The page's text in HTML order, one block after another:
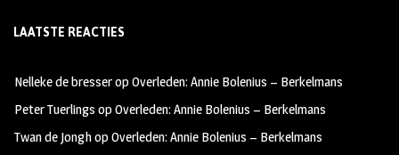
b
oo
k
ag
m
tt
LAATSTE REACTIES
Nelleke de bresseropOverleden: Annie Bolenius – Berkelmans
Peter Tuerlings opOverleden: Annie Bolenius – Berkelmans
Twan de JonghopOverleden: Annie Bolenius – Berkelmans